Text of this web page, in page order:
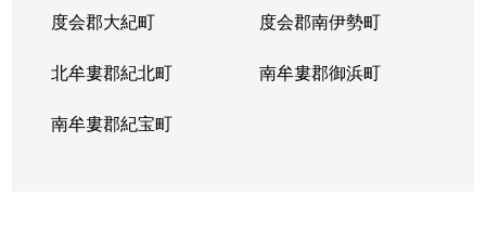
度会郡大紀町 度会郡南伊勢町
北牟婁郡紀北町 南牟婁郡御浜町
南牟婁郡紀宝町